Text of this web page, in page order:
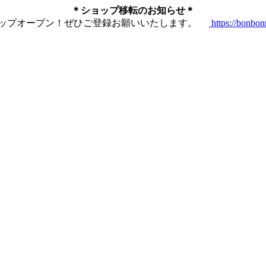
＊ショップ移転のお知らせ＊
プオープン！ぜひご登録お願いいたします。
https://